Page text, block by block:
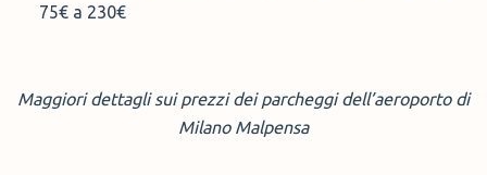
75€ a 230€
Maggiori dettagli sui prezzi dei parcheggi dell’aeroporto di
Milano Malpensa